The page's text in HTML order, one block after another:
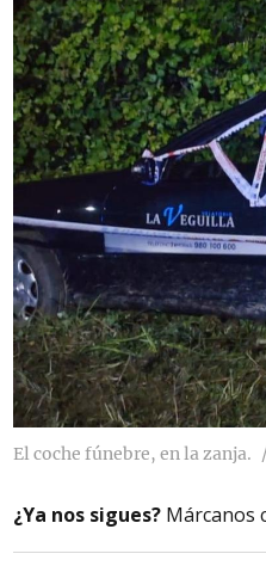
El coche fúnebre, en la zanja.
¿Ya nos sigues? Márcanos